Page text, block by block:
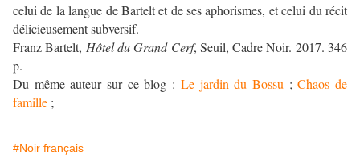
celui de la langue de Bartelt et de ses aphorismes, et celui du récit
délicieusement subversif.
Franz Bartelt, Hôtel du Grand Cerf, Seuil, Cadre Noir. 2017. 346
p.
Du même auteur sur ce blog : Le jardin du Bossu ;Chaos de
famille ;
#Noir français